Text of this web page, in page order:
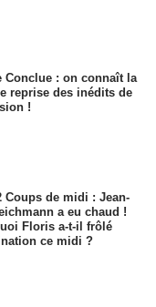
Conclue : on connaît la
reprise des inédits de
!
Coups de midi : Jean-
a eu chaud !
Floris a-t-il frôlé
ce midi ?